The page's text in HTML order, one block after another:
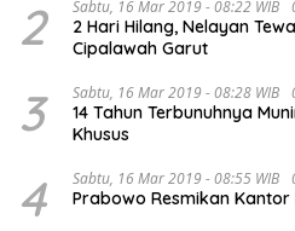
2 Sabtu, 16 Mar 2019 - 08:22 WIB
2 Hari Hilang, Nelayan
Cipalawah Garut
3 Sabtu, 16 Mar 2019 - 08:28 WIB
14 Tahun Terbunuhnya
Khusus
4 Sabtu, 16 Mar 2019 - 08:55 WIB
Prabowo Resmikan Kantor